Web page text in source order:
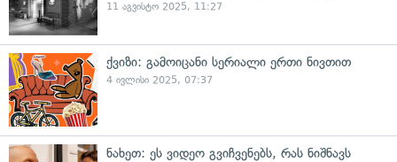
11 აგვისტო 2025, 11:27
ქვიზი: გამოიცანი სერიალი ერთი ნივთით
4 ივლისი 2025, 07:37
ნახეთ: ეს ვიდეო გვიჩვენებს, რას ნიშნავს